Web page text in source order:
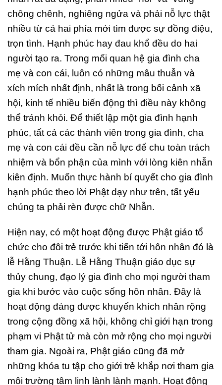
chông chênh, nghiêng ngửa và phải nỗ lực thật
nhiều từ cả hai phía mới tìm được sự đồng điệu,
trọn tình. Hạnh phúc hay đau khổ đều do hai
người tạo ra. Trong mối quan hệ gia đình cha
mẹ và con cái, luôn có những mâu thuẫn và
xích mích nhất định, nhất là trong bối cảnh xã
hội, kinh tế nhiều biến động thì điều này không
thể tránh khỏi. Để thiết lập một gia đình hạnh
phúc, tất cả các thành viên trong gia đình, cha
mẹ và con cái đều cần nỗ lực để chu toàn trách
nhiệm và bổn phận của mình với lòng kiên nhẫn
kiên định. Muốn thực hành bí quyết cho gia đình
hạnh phúc theo lời Phật dạy như trên, tất yếu
chúng ta phải rèn được chữ Nhẫn.
Hiện nay, có một hoạt động được Phật giáo tổ
chức cho đôi trẻ trước khi tiến tới hôn nhân đó là
lễ Hằng Thuận. Lễ Hằng Thuận giáo dục sự
thủy chung, đạo lý gia đình cho mọi người tham
gia khi bước vào cuộc sống hôn nhân. Đây là
hoạt động đáng được khuyến khích nhân rộng
trong cộng đồng xã hội, không chỉ giới hạn trong
phạm vi Phật tử mà còn mở rộng cho mọi người
tham gia. Ngoài ra, Phật giáo cũng đã mở
những khóa tu tập cho giới trẻ khắp nơi tham gia
môi trường tâm linh lành lành mạnh. Hoạt động